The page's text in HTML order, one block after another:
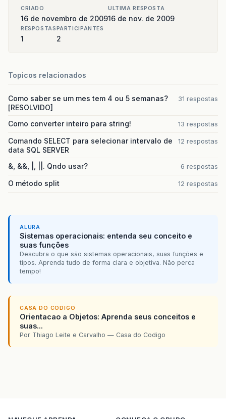
CRIADO
16 de novembro de 2009
ULTIMA RESPOSTA
16 de nov. de 2009
RESPOSTAS
1
PARTICIPANTES
2
Topicos relacionados
Como saber se um mes tem 4 ou 5 semanas?
[RESOLVIDO]
31 respostas
Como converter inteiro para string! 13 respostas
Comando SELECT para selecionar intervalo de
data SQL SERVER
12 respostas
&, &&, |, ||. Qndo usar? 6 respostas
O método split 12 respostas
ALURA
Sistemas operacionais: entenda seu conceito e
suas funções
Descubra o que são sistemas operacionais, suas funções e
tipos. Aprenda tudo de forma clara e objetiva. Não perca
tempo!
CASA DO CODIGO
Orientacao a Objetos: Aprenda seus conceitos e
suas...
Por Thiago Leite e Carvalho — Casa do Codigo